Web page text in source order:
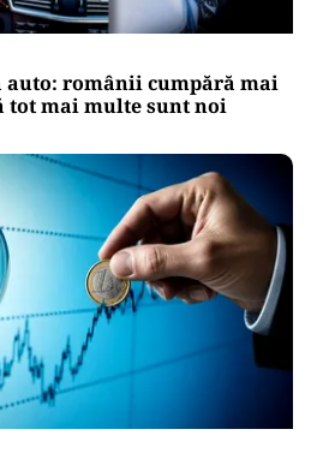
auto: românii cumpără mai
tot mai multe sunt noi